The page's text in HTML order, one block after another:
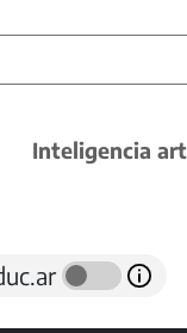
Inteligencia